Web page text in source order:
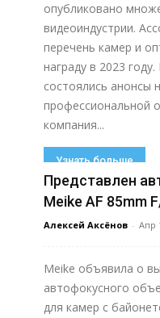
опубликовано
видеоиндустрии.
перечень камер и
награду в 2023
состоялись анонсы
профессиональной
компания...
Узнать больше
Представлен
Meike AF 85mm
Алексей Аксёнов - Апр
Meike объявила о
автофокусного
для камер с